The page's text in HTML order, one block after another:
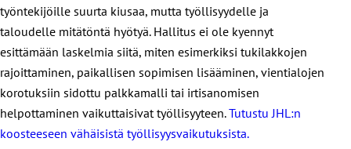
työntekijöille suurta kiusaa, mutta työllisyydelle ja
taloudelle mitätöntä hyötyä. Hallitus ei ole kyennyt
esittämään laskelmia siitä, miten esimerkiksi tukilakkojen
rajoittaminen, paikallisen sopimisen lisääminen, vientialojen
korotuksiin sidottu palkkamalli tai irtisanomisen
helpottaminen vaikuttaisivat työllisyyteen.Tutustu JHL:n
koosteeseen vähäisistä työllisyysvaikutuksista.